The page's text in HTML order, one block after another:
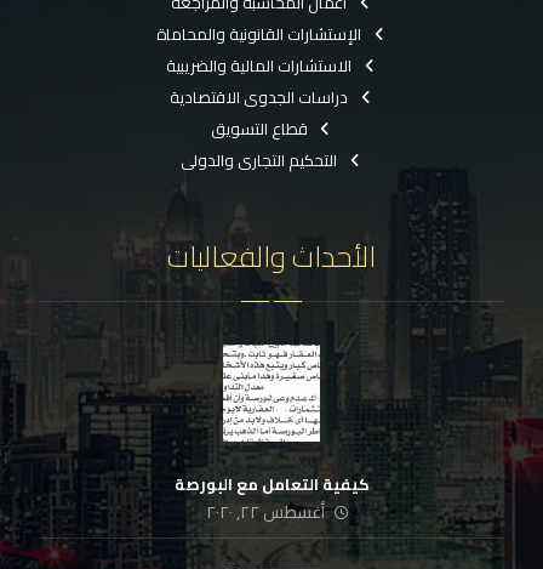
الإستشارات القانونية والمحاماة
الاستشارات المالية والضريبية
دراسات الجدوى الاقتصادية
قطاع التسويق
التحكيم التجارى والدولى
الأحداث والفعاليات
كيفية التعامل مع البورصة
أغسطس ٢٢, ٢٠٢٠